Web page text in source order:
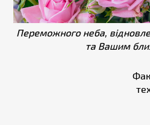
Переможного неба,
та Вашим